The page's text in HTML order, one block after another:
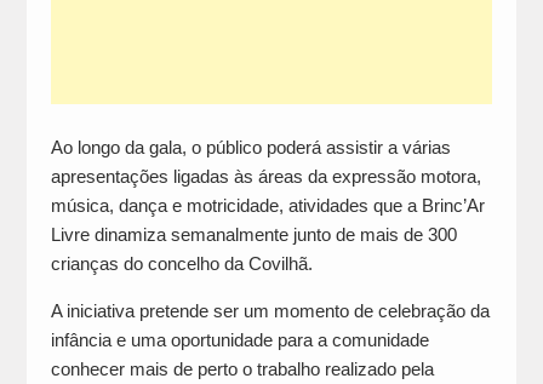
Ao longo da gala, o público poderá assistir a várias
apresentações ligadas às áreas da expressão motora,
música, dança e motricidade, atividades que a Brinc’Ar
Livre dinamiza semanalmente junto de mais de 300
crianças do concelho da Covilhã.
A iniciativa pretende ser um momento de celebração da
infância e uma oportunidade para a comunidade
conhecer mais de perto o trabalho realizado pela